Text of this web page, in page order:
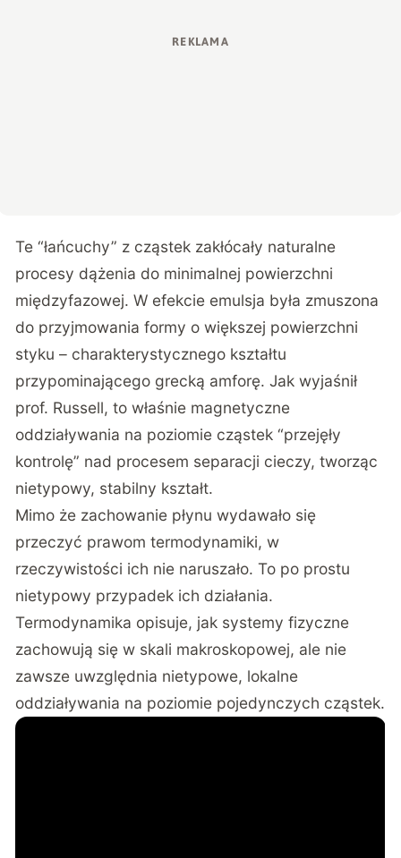
Te “łańcuchy” z cząstek zakłócały naturalne
procesy dążenia do minimalnej powierzchni
międzyfazowej. W efekcie emulsja była zmuszona
do przyjmowania formy o większej powierzchni
styku – charakterystycznego kształtu
przypominającego grecką amforę. Jak wyjaśnił
prof. Russell, to właśnie magnetyczne
oddziaływania na poziomie cząstek “przejęły
kontrolę” nad procesem separacji cieczy, tworząc
nietypowy, stabilny kształt.
Mimo że zachowanie płynu wydawało się
przeczyć prawom termodynamiki, w
rzeczywistości ich nie naruszało. To po prostu
nietypowy przypadek ich działania.
Termodynamika opisuje, jak systemy fizyczne
zachowują się w skali makroskopowej, ale nie
zawsze uwzględnia nietypowe, lokalne
oddziaływania na poziomie pojedynczych cząstek.